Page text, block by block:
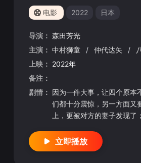
电影 2022 日本
导演： 森田芳光
主演： 中村狮童 / 仲代达矢 /
上映： 2022年
备注：
剧情： 因为一件大事，让四个原本
们都十分震惊，另一方面
上，更被对方的妻子发现
相，不料母亲还是知道了，
立即播放